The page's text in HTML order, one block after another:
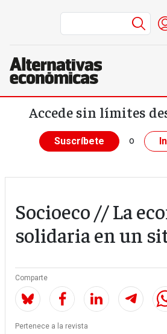
Pasar al contenido principal
Accede sin límites
Suscríbete o
Socioeco // La
solidaria en un
Comparte
Pertenece a la revista